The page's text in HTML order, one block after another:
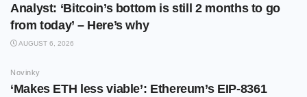
Analyst: ‘Bitcoin’s bottom is still 2 months to go
from today’ – Here’s why
AUGUST 6, 2026
Novinky
‘Makes ETH less viable’: Ethereum’s EIP-8361